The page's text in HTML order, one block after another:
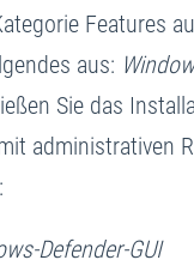
Features
aus:
Sie das
administrativen
Defender-GUI